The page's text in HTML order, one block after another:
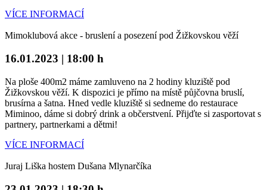
VÍCE INFORMACÍ
Mimoklubová akce - bruslení a posezení pod Žižkovskou věží
16.01.2023 | 18:00 h
Na ploše 400m2 máme zamluveno na 2 hodiny kluziště pod
Žižkovskou věží. K dispozici je přímo na místě půjčovna bruslí,
brusírna a šatna. Hned vedle kluziště si sedneme do restaurace
Miminoo, dáme si dobrý drink a občerstvení. Přijďte si zasportovat s
partnery, partnerkami a dětmi!
VÍCE INFORMACÍ
Juraj Liška hostem Dušana Mlynarčíka